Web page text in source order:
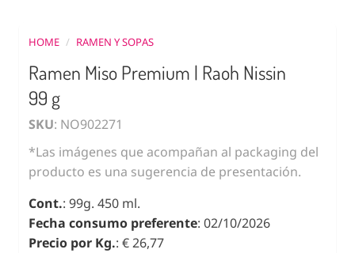
HOME / RAMEN Y SOPAS
Ramen Miso Premium | Raoh Nissin
99 g
SKU: NO902271
*Las imágenes que acompañan al packaging del
producto es una sugerencia de presentación.
Cont.: 99g. 450 ml.
Fecha consumo preferente: 02/10/2026
Precio por Kg.: € 26,77